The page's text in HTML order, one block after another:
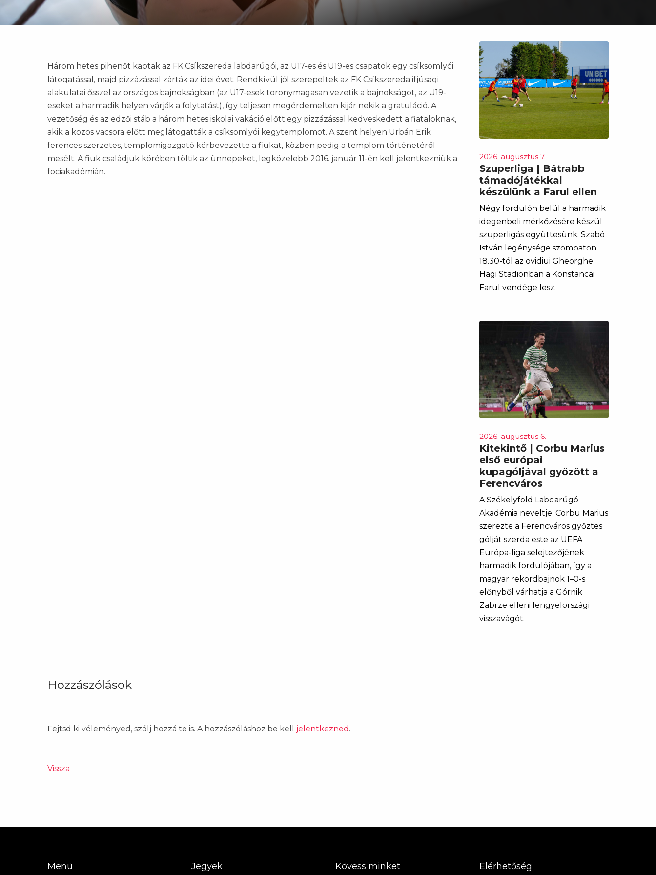
Három hetes pihenőt kaptak az FK Csíkszereda labdarúgói, az U17-es és U19-es csapatok egy csíksomlyói
látogatással, majd pizzázással zárták az idei évet. Rendkívül jól szerepeltek az FK Csíkszereda ifjúsági
alakulatai ősszel az országos bajnokságban (az U17-esek toronymagasan vezetik a bajnokságot, az U19-
eseket a harmadik helyen várják a folytatást), így teljesen megérdemelten kijár nekik a gratuláció. A
vezetőség és az edzői stáb a három hetes iskolai vakáció előtt egy pizzázással kedveskedett a fiataloknak,
akik a közös vacsora előtt meglátogatták a csíksomlyói kegytemplomot. A szent helyen Urbán Erik
ferences szerzetes, templomigazgató körbevezette a fiukat, közben pedig a templom történetéről
mesélt. A fiuk családjuk körében töltik az ünnepeket, legközelebb 2016. január 11-én kell jelentkezniük a
fociakadémián.
2026. augusztus 7.
Szuperliga | Bátrabb
támadójátékkal
készülünk a Farul ellen
Négy fordulón belül a harmadik
idegenbeli mérkőzésére készül
szuperligás együttesünk. Szabó
István legénysége szombaton
18.30-tól az ovidiui Gheorghe
Hagi Stadionban a Konstancai
Farul vendége lesz.
2026. augusztus 6.
Kitekintő | Corbu Marius
első európai
kupagóljával győzött a
Ferencváros
A Székelyföld Labdarúgó
Akadémia neveltje, Corbu Marius
szerezte a Ferencváros győztes
gólját szerda este az UEFA
Európa-liga selejtezőjének
harmadik fordulójában, így a
magyar rekordbajnok 1–0-s
előnyből várhatja a Górnik
Zabrze elleni lengyelországi
visszavágót.
Hozzászólások
Fejtsd ki véleményed, szólj hozzá te is. A hozzászóláshoz be kell jelentkezned .
Vissza
Menü Jegyek Kövess minket Elérhetőség